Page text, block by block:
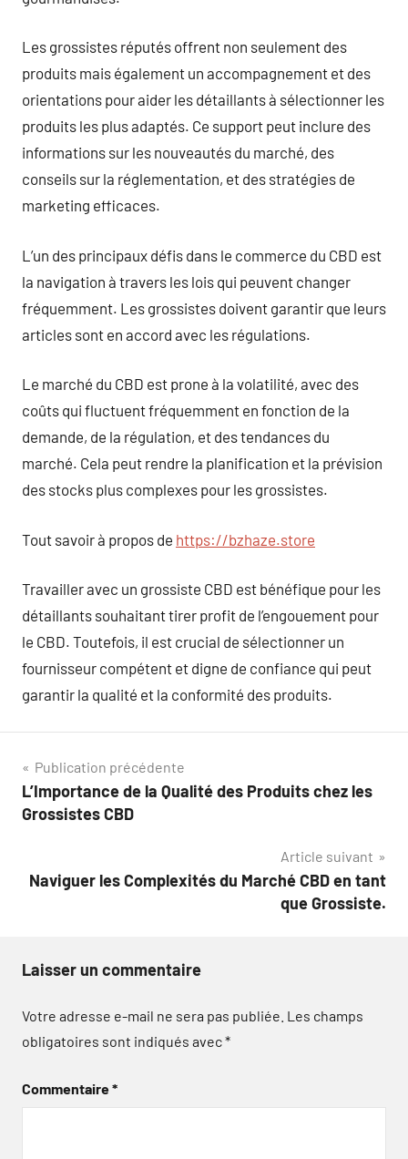
Les grossistes réputés offrent non seulement des
produits mais également un accompagnement et des
orientations pour aider les détaillants à sélectionner les
produits les plus adaptés. Ce support peut inclure des
informations sur les nouveautés du marché, des
conseils sur la réglementation, et des stratégies de
marketing efficaces.
L’un des principaux défis dans le commerce du CBD est
la navigation à travers les lois qui peuvent changer
fréquemment. Les grossistes doivent garantir que leurs
articles sont en accord avec les régulations.
Le marché du CBD est prone à la volatilité, avec des
coûts qui fluctuent fréquemment en fonction de la
demande, de la régulation, et des tendances du
marché. Cela peut rendre la planification et la prévision
des stocks plus complexes pour les grossistes.
Tout savoir à propos de https://bzhaze.store
Travailler avec un grossiste CBD est bénéfique pour les
détaillants souhaitant tirer profit de l’engouement pour
le CBD. Toutefois, il est crucial de sélectionner un
fournisseur compétent et digne de confiance qui peut
garantir la qualité et la conformité des produits.
Navigation
de
Publication précédente
L’Importance de la Qualité des Produits chez les
Grossistes CBD
Article suivant
Naviguer les Complexités du Marché CBD en tant
que Grossiste.
Laisser un commentaire
Votre adresse e-mail ne sera pas publiée. Les champs
obligatoires sont indiqués avec*
Commentaire*